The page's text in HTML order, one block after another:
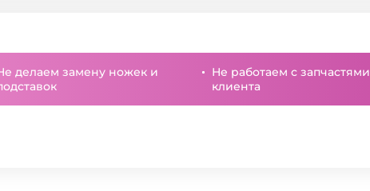
делаем замену ножек и
Не работаем с запчастями
клиента